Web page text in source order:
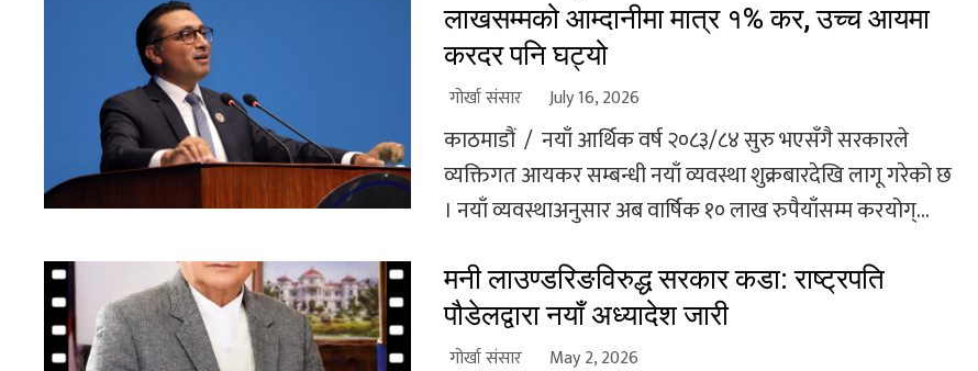
लाखसम्मको आम्दानीमा मात्र १% कर, उच्च आयमा
करदर पनि घट्यो
गोर्खा संसार July 16, 2026
काठमाडौं / नयाँ आर्थिक वर्ष २०८३/८४ सुरु भएसँगै सरकारले
व्यक्तिगत आयकर सम्बन्धी नयाँ व्यवस्था शुक्रबारदेखि लागू गरेको छ
। नयाँ व्यवस्थाअनुसार अब वार्षिक १० लाख रुपैयाँसम्म करयोग्...
मनी लाउण्डरिङविरुद्ध सरकार कडा: राष्ट्रपति
पौडेलद्वारा नयाँ अध्यादेश जारी
गोर्खा संसार May 2, 2026